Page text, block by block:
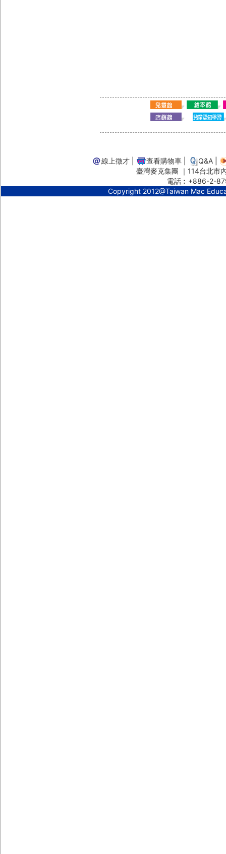
線上徵才 查看購物車 Q&A
臺灣麥克集團 ｜114台北
電話︰+886-2-
Copyright 2012@Taiwan Mac